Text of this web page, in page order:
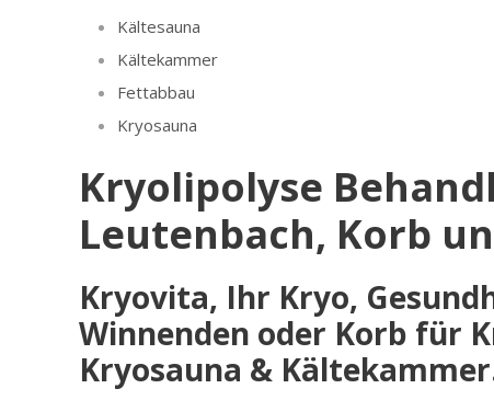
Kältesauna
Kältekammer
Fettabbau
Kryosauna
Kryolipolyse
Leutenbach, Korb
Kryovita, Ihr Kryo,
Winnenden oder Korb für
Kryosauna &